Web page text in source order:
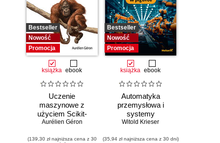
Bestseller
Nowość
Promocja
książka ebook
Uczenie
maszynowe z
użyciem Scikit-
Learn i PyTorch.
narzędzia i techniki
Aurélien Géron
(139,30 zł najniższa cena z 30
Bestseller
Nowość
Promocja
książka ebook
Automatyka
przemysłowa i
systemy
sterowania w
Witold Krieser
(35,94 zł najniższa cena z 30 dni)